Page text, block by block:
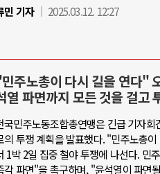
민 기자
2025.03.12. 12:27
주노총이 다시 길을 연다"
열 파면까지 모든 것을 걸고
국민주노동조합총연맹은 긴급 기자
의 투쟁 계획을 발표했다. "민주노총
1박 2일 집중 철야 투쟁에 나선다. 민
각 파면"을 촉구하며, "윤석열이 파면